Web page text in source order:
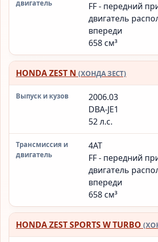
FF - передний
двигатель
впереди
658 см³
HONDA ZEST N (ХОНДА ЗЕСТ)
2006.03
DBA-JE1
52 л.с.
4AT
FF - передний
двигатель
впереди
658 см³
HONDA ZEST SPORTS W TURBO